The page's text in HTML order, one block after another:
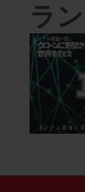
ラ